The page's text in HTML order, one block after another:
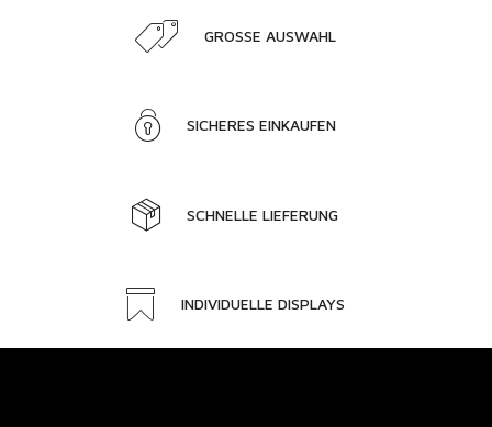
GROSSE AUSWAHL
SICHERES EINKAUFEN
SCHNELLE LIEFERUNG
INDIVIDUELLE DISPLAYS